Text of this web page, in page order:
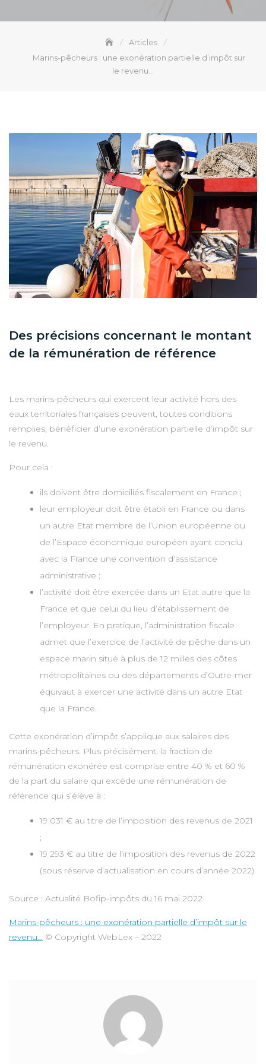
Articles
Marins-pêcheurs : une exonération partielle d’impôt sur
le revenu…
Des précisions concernant le montant
de la rémunération de référence
Les marins-pêcheurs qui exercent leur activité hors des
eaux territoriales françaises peuvent, toutes conditions
remplies, bénéficier d’une exonération partielle d’impôt sur
le revenu.
Pour cela :
ils doivent être domiciliés fiscalement en France ;
leur employeur doit être établi en France ou dans
un autre Etat membre de l’Union européenne ou
de l’Espace économique européen ayant conclu
avec la France une convention d’assistance
administrative ;
l’activité doit être exercée dans un Etat autre que la
France et que celui du lieu d’établissement de
l’employeur. En pratique, l’administration fiscale
admet que l’exercice de l’activité de pêche dans un
espace marin situé à plus de 12 milles des côtes
métropolitaines ou des départements d’Outre-mer
équivaut à exercer une activité dans un autre Etat
que la France.
Cette exonération d’impôt s’applique aux salaires des
marins-pêcheurs. Plus précisément, la fraction de
rémunération exonérée est comprise entre 40 % et 60 %
de la part du salaire qui excède une rémunération de
référence qui s’élève à :
19 031 € au titre de l’imposition des revenus de 2021
;
19 293 € au titre de l’imposition des revenus de 2022
(sous réserve d’actualisation en cours d’année 2022).
Source : Actualité Bofip-impôts du 16 mai 2022
Marins-pêcheurs : une exonération partielle d’impôt sur le
revenu… © Copyright WebLex – 2022